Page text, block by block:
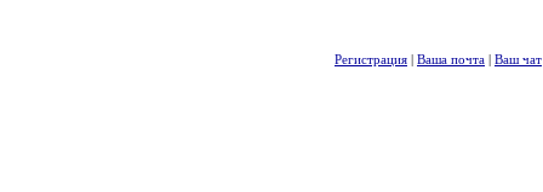
Регистрация | Ваша почта | Ваш чат